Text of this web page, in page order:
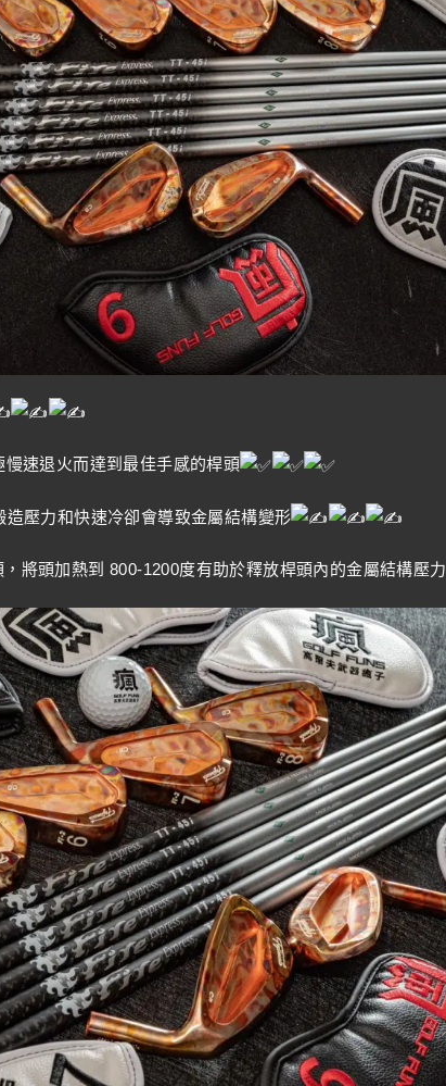
慢速退火而達到最佳手感的桿頭
壓力和快速冷卻會導致金屬結構變形
將頭加熱到 800-1200度有助於釋放桿頭內的金屬結構壓力